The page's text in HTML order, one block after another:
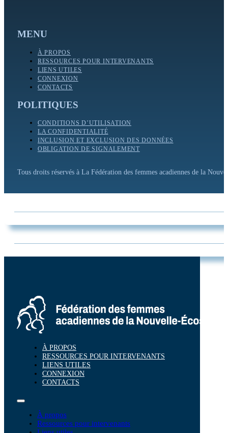
MENU
À PROPOS
RESSOURCES POUR INTERVENANTS
LIENS UTILES
CONNEXION
CONTACTS
POLITIQUES
CONDITIONS D’UTILISATION
LA CONFIDENTIALITÉ
INCLUSION ET EXCLUSION DES DONNÉES
OBLIGATION DE SIGNALEMENT
Tous droits réservés à La Fédération des femmes acadiennes de la
À PROPOS
RESSOURCES POUR INTERVENANTS
LIENS UTILES
CONNEXION
CONTACTS
À propos
Ressources pour intervenants